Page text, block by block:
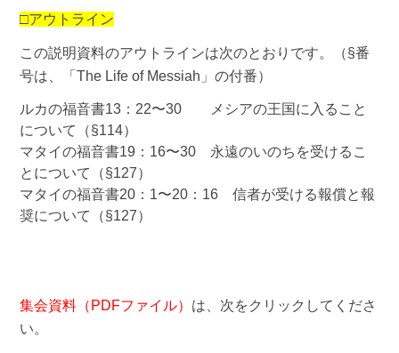
□アウトライン
この説明資料のアウトラインは次のとおりです。（§番
号は、「The Life of Messiah」の付番）
ルカの福音書13：22〜30 メシアの王国に入ること
について（§114）
マタイの福音書19：16〜30 永遠のいのちを受けるこ
とについて（§127）
マタイの福音書20：1〜20：16 信者が受ける報償と報
奨について（§127）
集会資料（PDFファイル） は、次をクリックしてくださ
い。